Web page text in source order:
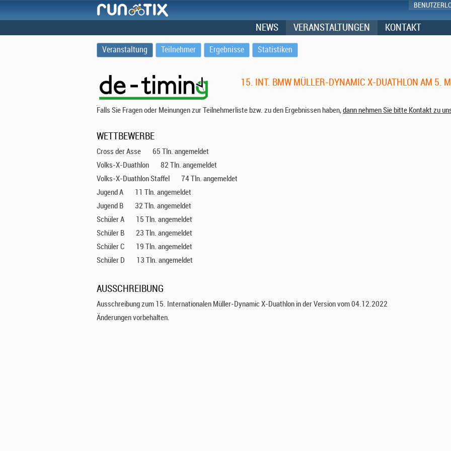
NEWS VERANSTALTUNGEN KONTAKT
Veranstaltung Teilnehmer Ergebnisse Statistiken
15. INT. BMW MÜLLER-DYNAMIC X-DUATHLON AM 5.
Falls Sie Fragen oder Meinungen zur Teilnehmerliste bzw. zu den Ergebnissen haben,dann nehmen Sie bitte Kontakt zu
WETTBEWERBE
Cross der Asse
65 Tln. angemeldet
Volks-X-Duathlon
82 Tln. angemeldet
Volks-X-Duathlon Staffel
74 Tln. angemeldet
Jugend A
11 Tln. angemeldet
Jugend B
32 Tln. angemeldet
Schüler A
15 Tln. angemeldet
Schüler B
23 Tln. angemeldet
Schüler C
19 Tln. angemeldet
Schüler D
13 Tln. angemeldet
AUSSCHREIBUNG
Ausschreibung zum 15. Internationalen Müller-Dynamic X-Duathlon in der Version vom 04.12.2022
Änderungen vorbehalten.
4
.
I
N
T
E
R
A
T